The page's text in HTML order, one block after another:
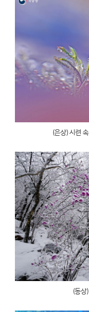
(은상) 시련
(동상